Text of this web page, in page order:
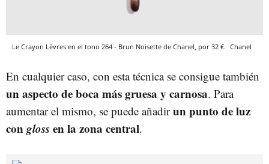
Le Crayon Lèvres en el tono 264 - Brun Noisette de Chanel, por 32 €. Chanel
En cualquier caso, con esta técnica se consigue también
un aspecto de boca más gruesa y carnosa. Para
aumentar el mismo, se puede añadirun punto de luz
conglossen la zona central.